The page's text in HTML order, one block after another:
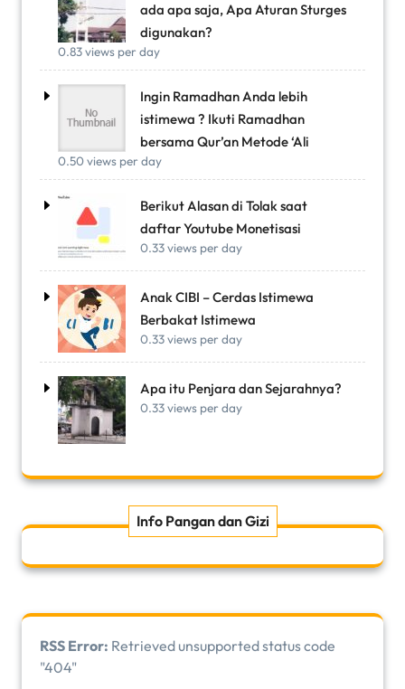
ada apa saja, Apa Aturan Sturges
digunakan?
0.83 views per day
Ingin Ramadhan Anda lebih
istimewa ? Ikuti Ramadhan
bersama Qur’an Metode ‘Ali
0.50 views per day
Berikut Alasan di Tolak saat
daftar Youtube Monetisasi
0.33 views per day
Anak CIBI – Cerdas Istimewa
Berbakat Istimewa
0.33 views per day
Apa itu Penjara dan Sejarahnya?
0.33 views per day
Info Pangan dan Gizi
RSS Error: Retrieved unsupported status code
"404"